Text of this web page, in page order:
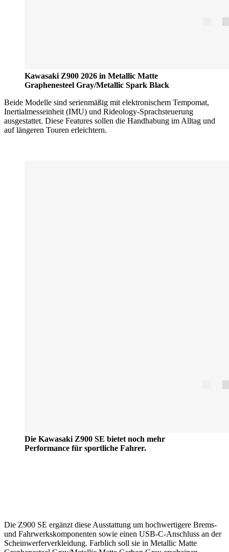
Kawasaki Z900 2026 in Metallic Matte
Graphenesteel Gray/Metallic Spark Black
Beide Modelle sind serienmäßig mit elektronischem Tempomat,
Inertialmesseinheit (IMU) und Rideology-Sprachsteuerung
ausgestattet. Diese Features sollen die Handhabung im Alltag und
auf längeren Touren erleichtern.
Die Kawasaki Z900 SE bietet noch mehr
Performance für sportliche Fahrer.
Die Z900 SE ergänzt diese Ausstattung um hochwertigere Brems-
und Fahrwerkskomponenten sowie einen USB-C-Anschluss an der
Scheinwerferverkleidung. Farblich soll sie in Metallic Matte